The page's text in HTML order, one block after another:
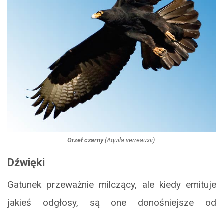
Orzeł czarny(Aquila verreauxii).
Dźwięki
Gatunek przeważnie milczący, ale kiedy emituje
jakieś odgłosy, są one donośniejsze od